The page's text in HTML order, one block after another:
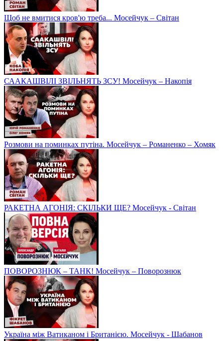
Щоб не вмитися кров'ю треба... Мосейчук – Світан
СААКАШВІЛІ ЗВІЛЬНЯТЬ ЗСУ! Мосейчук – Накопія
Розмови на поминках путіна. Мосейчук – Романенко – Хомяк
РАКЕТНА АГОНІЯ: СКІЛЬКИ ЩЕ? Мосейчук - Світан
ПОВОРОЗНЮК – ТАНК! Мосейчук – Поворознюк
Україна між Ватиканом і Британією. Мосейчук - Шабанов